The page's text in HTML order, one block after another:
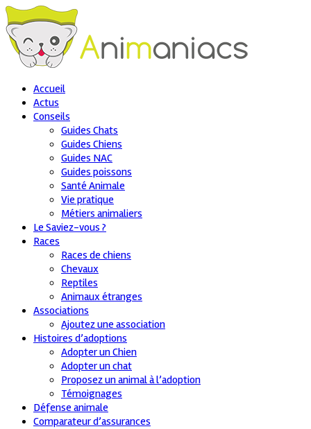
Accueil
Actus
Conseils
Guides Chats
Guides Chiens
Guides NAC
Guides poissons
Santé Animale
Vie pratique
Métiers animaliers
Le Saviez-vous ?
Races
Races de chiens
Chevaux
Reptiles
Animaux étranges
Associations
Ajoutez une association
Histoires d’adoptions
Adopter un Chien
Adopter un chat
Proposez un animal à l’adoption
Témoignages
Défense animale
Comparateur d’assurances